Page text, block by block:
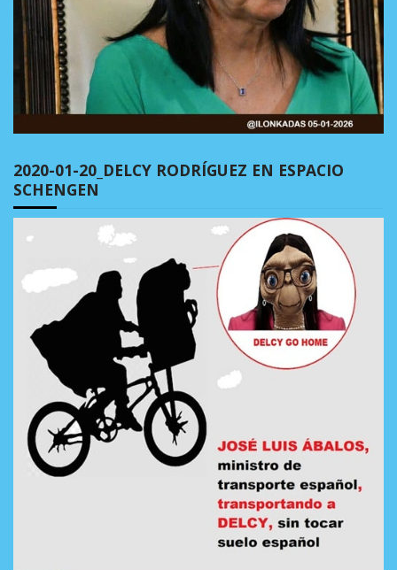
2020-01-20_DELCY RODRÍGUEZ EN ESPACIO
SCHENGEN